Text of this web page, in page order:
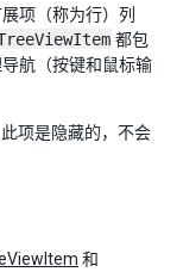
项（称为行）列
都包
航（按键和鼠标输
此项是隐藏的，不会
和